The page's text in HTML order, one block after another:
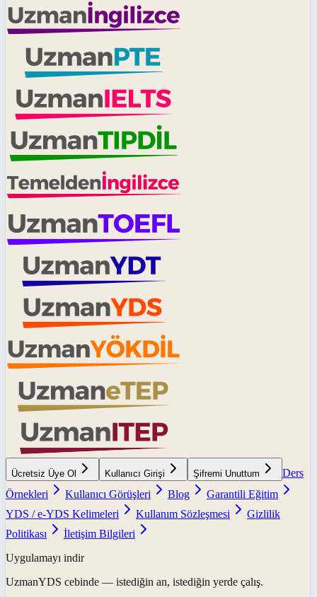
Ücretsiz Üye Ol Kullanıcı Girişi Şifremi Unuttum
Ders
Örnekleri
Kullanıcı Görüşleri Blog
Garantili Eğitim
YDS / e-YDS Kelimeleri
Kullanım Sözleşmesi
Gizlilik
Politikası
İletişim Bilgileri
Uygulamayı indir
UzmanYDS cebinde — istediğin an, istediğin yerde çalış.